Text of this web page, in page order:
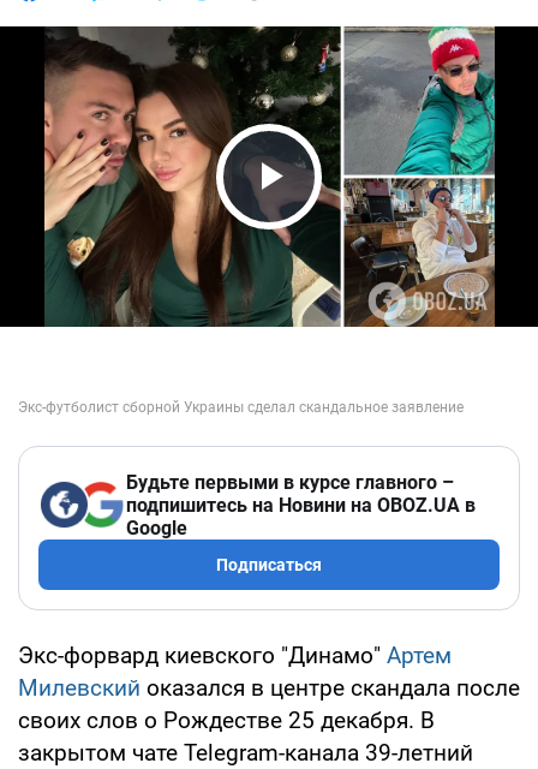
Play Video
Будьте первыми в курсе главного –
подпишитесь на Новини на OBOZ.UA в
Google
Подписаться
Экс-форвард киевского "Динамо" Артем
Милевский оказался в центре скандала после
своих слов о Рождестве 25 декабря. В
закрытом чате Telegram-канала 39-летний